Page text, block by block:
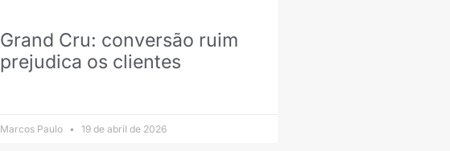
Grand Cru: conversão ruim
prejudica os clientes
Marcos Paulo 19 de abril de 2026